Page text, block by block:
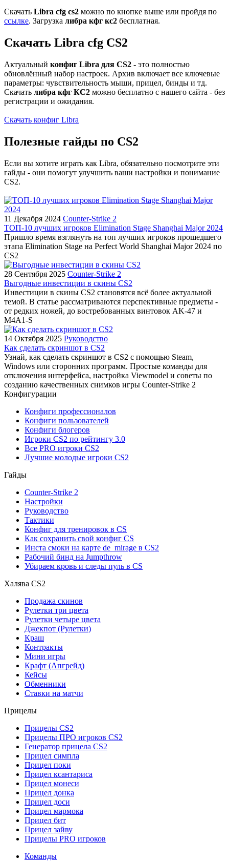
Скачать Libra cfg cs2 можно по кнопке выше или пройдя по
ссылке. Загрузка либра кфг кс2 бесплатная.
Скачать Libra cfg CS2
Актуальный конфиг Libra для CS2 - это полностью
обновлённый набор настроек. Архив включает все ключевые
параметры: чувствительность мыши, прицел, бинды и тд.
Скачать либра кфг КС2 можно бесплатно с нашего сайта - без
регистрации и ожидания.
Скачать конфиг Libra
Полезные гайды по CS2
Если вы хотите играть как Libra, обязательно посмотрите эти
гайды - они помогут улучшить ваши настройки и понимание
CS2.
11 Декабря 2024 Counter-Strike 2
ТОП-10 лучших игроков Elimination Stage Shanghai Major 2024
Пришло время взглянуть на топ лучших игроков прошедшего
этапа Elimination Stage на Perfect World Shanghai Major 2024 по
CS2
28 Сентября 2025 Counter-Strike 2
Выгодные инвестиции в скины CS2
Инвестиции в скины CS2 становятся всё более актуальной
темой. В статье рассматриваются перспективные предметы -
от редких ножей, до востребованных винтовок AK-47 и
M4A1-S
14 Октября 2025 Руководство
Как сделать скриншот в CS2
Узнай, как сделать скриншот в CS2 с помощью Steam,
Windows или сторонних программ. Простые команды для
отключения интерфейса, настройка Viewmodel и советы по
созданию качественных снимков игры Counter-Strike 2
Конфигурации
Конфиги профессионалов
Конфиги пользователей
Конфиги блогеров
Игроки CS2 по рейтингу 3.0
Все PRO игроки CS2
Лучшие молодые игроки CS2
Гайды
Counter-Strike 2
Настройки
Руководство
Тактики
Конфиг для тренировок в CS
Как сохранить свой конфиг CS
Инста смоки на карте de_mirage в CS2
Рабочий бинд на Jumpthrow
Убираем кровь и следы пуль в CS
Халява CS2
Продажа скинов
Рулетки три цвета
Рулетки четыре цвета
Джекпот (Рулетки)
Краш
Контракты
Мини игры
Крафт (Апгрейд)
Кейсы
Обменники
Ставки на матчи
Прицелы
Прицелы CS2
Прицелы ПРО игроков CS2
Генератор прицела CS2
Прицел симпла
Прицел поки
Прицел ксантариса
Прицел монеси
Прицел донка
Прицел доси
Прицел мармока
Прицел бит
Прицел зайву
Прицелы PRO игроков
Команды